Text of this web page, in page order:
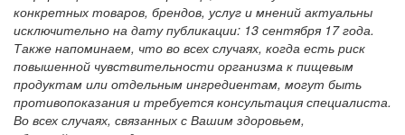
конкретных товаров, брендов, услуг и мнений актуальны
исключительно на дату публикации: 13 сентября 17 года.
Также напоминаем, что во всех случаях, когда есть риск
повышенной чувствительности организма к пищевым
продуктам или отдельным ингредиентам, могут быть
противопоказания и требуется консультация специалиста.
Во всех случаях, связанных с Вашим здоровьем,